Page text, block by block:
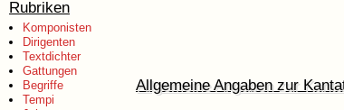
Rubriken
Komponisten
Dirigenten
Textdichter
Gattungen
Begriffe
Tempi
Allgemeine Angaben zur